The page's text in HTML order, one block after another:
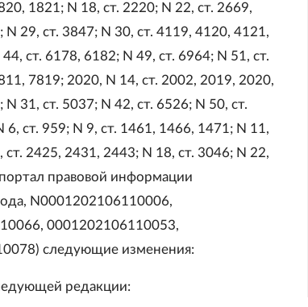
1821; N 18, ст. 2220; N 22, ст. 2669,
29, ст. 3847; N 30, ст. 4119, 4120, 4121,
ст. 6178, 6182; N 49, ст. 6964; N 51, ст.
7819; 2020, N 14, ст. 2002, 2019, 2020,
31, ст. 5037; N 42, ст. 6526; N 50, ст.
ст. 959; N 9, ст. 1461, 1466, 1471; N 11,
2425, 2431, 2443; N 18, ст. 3046; N 22,
правовой информации
N0001202106110006,
0001202106110053,
следующие изменения:
редакции: